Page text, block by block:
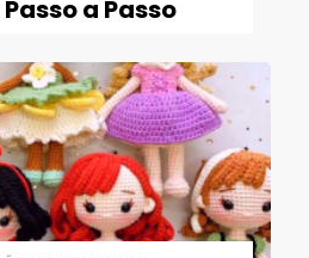
a Passo